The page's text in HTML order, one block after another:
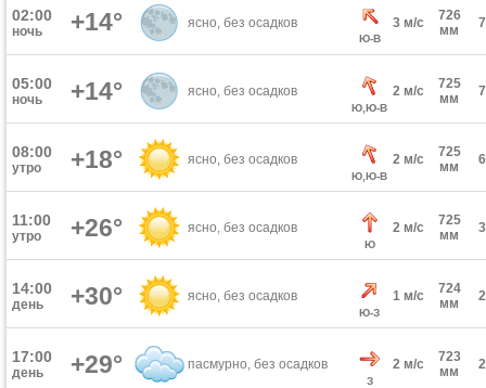
02:00
ночь +14° ясно, без осадков
Ю-В
3 м/с
726
мм
05:00
ночь +14° ясно, без осадков
Ю,Ю-В
2 м/с
725
мм
08:00
утро +18° ясно, без осадков
Ю,Ю-В
2 м/с
725
мм
11:00
утро +26° ясно, без осадков
Ю
2 м/с
725
мм
14:00
день +30° ясно, без осадков
Ю-З
1 м/с
724
мм
17:00
день +29° пасмурно, без осадков
З
2 м/с
723
мм